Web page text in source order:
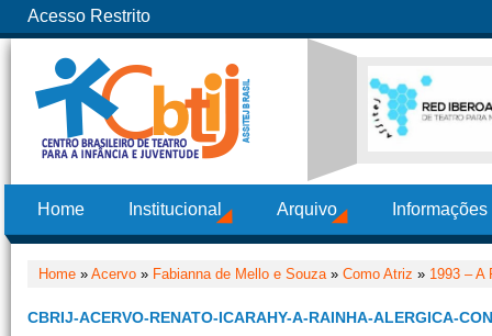
Acesso Restrito
Home Institucional Arquivo
Home » Acervo » Fabianna de Mello e Souza» Como Atriz » 1993 – A
CBRIJ-ACERVO-RENATO-ICARAHY-A-RAINHA-ALERGICA-